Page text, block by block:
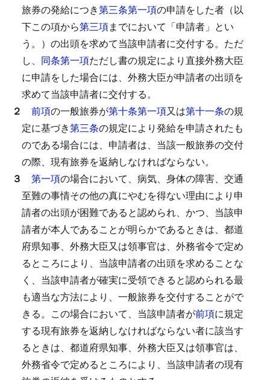
旅券の発給につき第三条第一項の申請をした者（以
下この項から第三項までにおいて「申請者」とい
う。）の出頭を求めて当該申請者に交付する。 ただ
し、 同条第一項ただし書の規定により直接外務大臣
に申請をした場合には、外務大臣が申請者の出頭を
求めて当該申請者に交付する。
２ 前項の一般旅券が第十条第一項又は第十一条の規
定に基づき第三条の規定により発給を申請されたも
のである場合には、申請者は、当該一般旅券の交付
の際、現有旅券を返納しなければならない。
３ 第一項の場合において、病気、身体の障害、交通
至難の事情その他の真にやむを得ない理由により申
請者の出頭が困難であると認められ、かつ、当該申
請者が本人であることが明らかであるときは、都道
府県知事、外務大臣又は領事官は、外務省令で定め
るところにより、当該申請者の出頭を求めることな
く、当該申請者が確実に受領できると認められる最
も適当な方法により、一般旅券を交付することがで
きる。 この場合において、当該申請者が前項に規定
する現有旅券を返納しなければならない者に該当す
るときは、都道府県知事、外務大臣又は領事官は、
外務省令で定めるところにより、当該申請者の現有